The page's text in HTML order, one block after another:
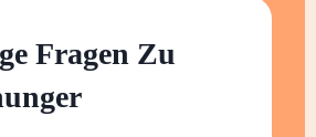
Fragen Zu